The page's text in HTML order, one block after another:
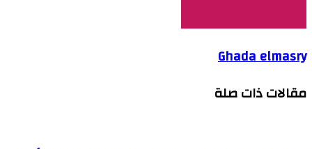
Ghada elmasry
مقالات ذات صلة